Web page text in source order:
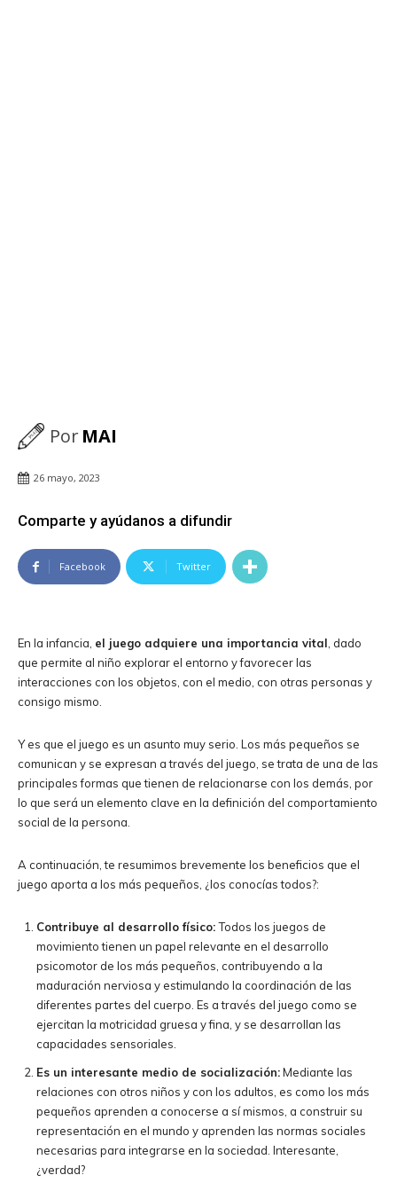
PorMAI
26 mayo, 2023
Comparte y ayúdanos a difundir
Facebook Twitter
En la infancia, el juego adquiere una importancia vital, dado
que permite al niño explorar el entorno y favorecer las
interacciones con los objetos, con el medio, con otras personas y
consigo mismo.
Y es que el juego es un asunto muy serio. Los más pequeños se
comunican y se expresan a través del juego, se trata de una de las
principales formas que tienen de relacionarse con los demás, por
lo que será un elemento clave en la definición del comportamiento
social de la persona.
A continuación, te resumimos brevemente los beneficios que el
juego aporta a los más pequeños, ¿los conocías todos?:
Contribuye al desarrollo físico:Todos los juegos de
movimiento tienen un papel relevante en el desarrollo
psicomotor de los más pequeños, contribuyendo a la
maduración nerviosa y estimulando la coordinación de las
diferentes partes del cuerpo. Es a través del juego como se
ejercitan la motricidad gruesa y fina, y se desarrollan las
capacidades sensoriales.
Es un interesante medio de socialización:Mediante las
relaciones con otros niños y con los adultos, es como los más
pequeños aprenden a conocerse a sí mismos, a construir su
representación en el mundo y aprenden las normas sociales
necesarias para integrarse en la sociedad. Interesante,
¿verdad?